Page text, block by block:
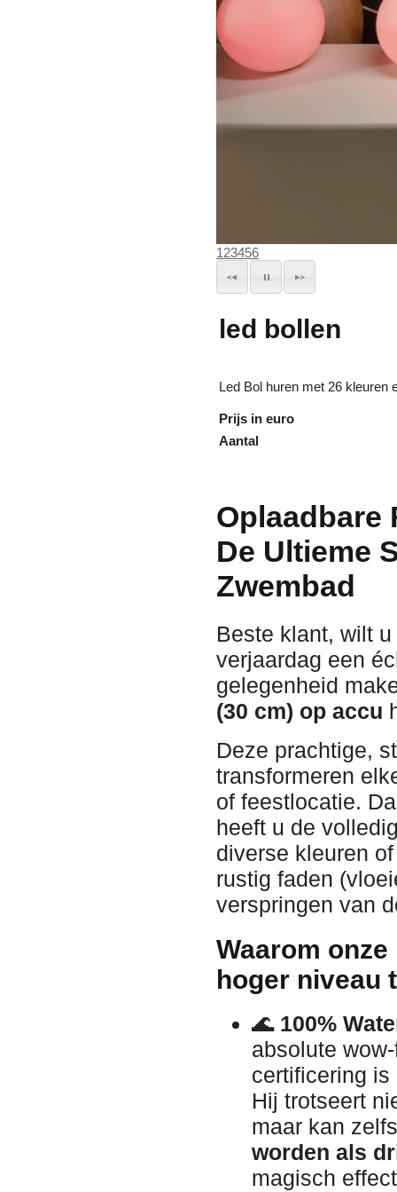
123456
led bollen
Led Bol huren met 26 kleuren
Prijs in euro
Aantal
Oplaadbare
De Ultieme
Zwembad
Beste klant, wilt
verjaardag een
gelegenheid
(30 cm) op accu
Deze prachtige,
transformeren
of feestlocatie.
heeft u de
diverse kleuren
rustig faden
verspringen van
Waarom
hoger niveau
🌊 100%
absolute
certificering is
Hij trotseert
maar kan
worden als
magisch